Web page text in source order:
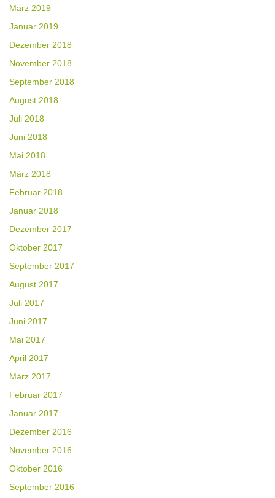
März 2019
Januar 2019
Dezember 2018
November 2018
September 2018
August 2018
Juli 2018
Juni 2018
Mai 2018
März 2018
Februar 2018
Januar 2018
Dezember 2017
Oktober 2017
September 2017
August 2017
Juli 2017
Juni 2017
Mai 2017
April 2017
März 2017
Februar 2017
Januar 2017
Dezember 2016
November 2016
Oktober 2016
September 2016